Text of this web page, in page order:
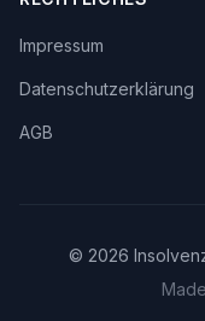
Impressum
Datenschutzerklärung
AGB
© 2026